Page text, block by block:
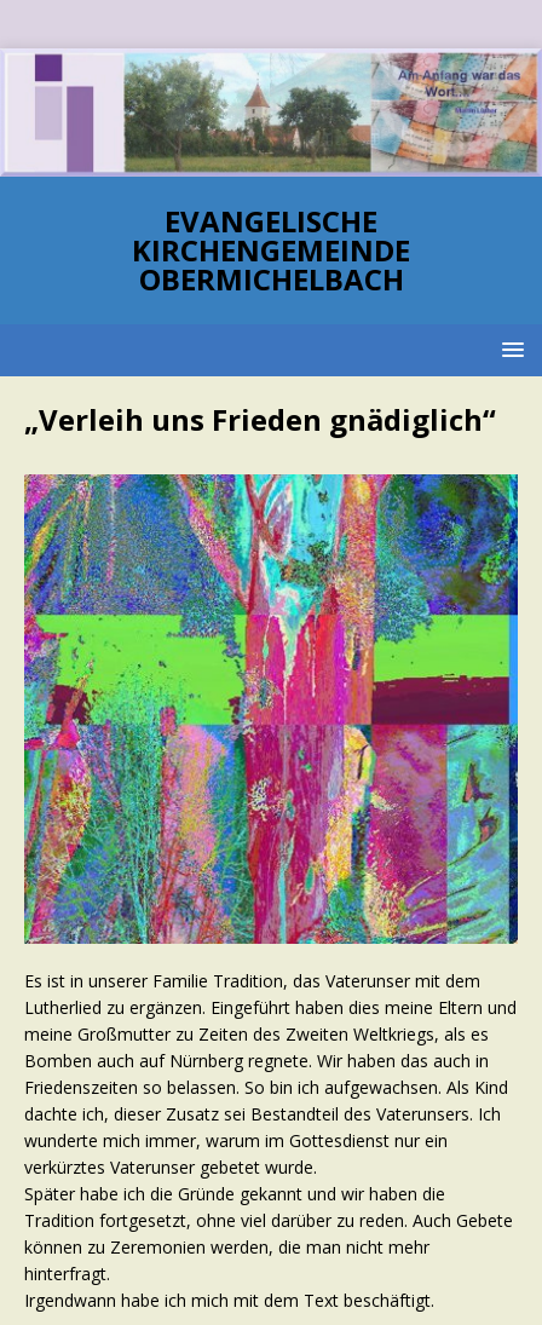
EVANGELISCHE
KIRCHENGEMEINDE
OBERMICHELBACH
„Verleih uns Frieden gnädiglich“
Es ist in unserer Familie Tradition, das Vaterunser mit dem
Lutherlied zu ergänzen. Eingeführt haben dies meine Eltern und
meine Großmutter zu Zeiten des Zweiten Weltkriegs, als es
Bomben auch auf Nürnberg regnete. Wir haben das auch in
Friedenszeiten so belassen. So bin ich aufgewachsen. Als Kind
dachte ich, dieser Zusatz sei Bestandteil des Vaterunsers. Ich
wunderte mich immer, warum im Gottesdienst nur ein
verkürztes Vaterunser gebetet wurde.
Später habe ich die Gründe gekannt und wir haben die
Tradition fortgesetzt, ohne viel darüber zu reden. Auch Gebete
können zu Zeremonien werden, die man nicht mehr
hinterfragt.
Irgendwann habe ich mich mit dem Text beschäftigt.